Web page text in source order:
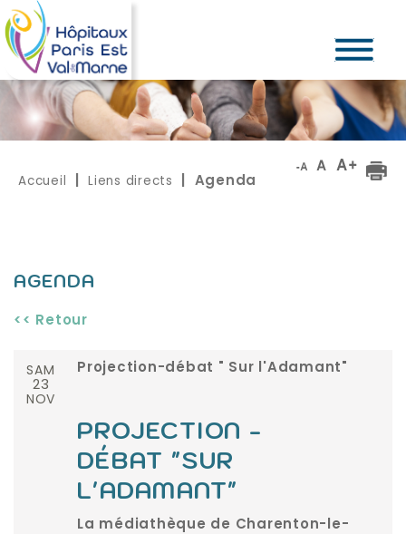
Accueil Liens directs | Agenda
AGENDA
<< Retour
SAM
23
NOV
Projection-débat " Sur l'Adamant"
PROJECTION -
DÉBAT "SUR
L'ADAMANT"
La médiathèque de Charenton-le-